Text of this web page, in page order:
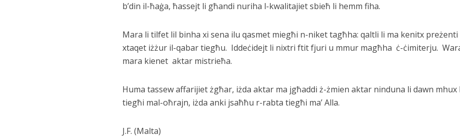
b’din il-ħaġa, ħassejt li għandi nuriha l-kwalitajiet sbieħ li hemm fiha.
Mara li tilfet lil binha xi sena ilu qasmet miegħi n-niket tagħha: qaltli li ma kenitx
xtaqet iżżur il-qabar tiegħu. Iddeċidejt li nixtri ftit fjuri u mmur magħha ċ-ċimiterju.
mara kienet aktar mistrieħa.
Huma tassew affarijiet żgħar, iżda aktar ma jgħaddi ż-żmien aktar ninduna li dawn
tiegħi mal-oħrajn, iżda anki jsaħħu r-rabta tiegħi ma’ Alla.
J.F. (Malta)